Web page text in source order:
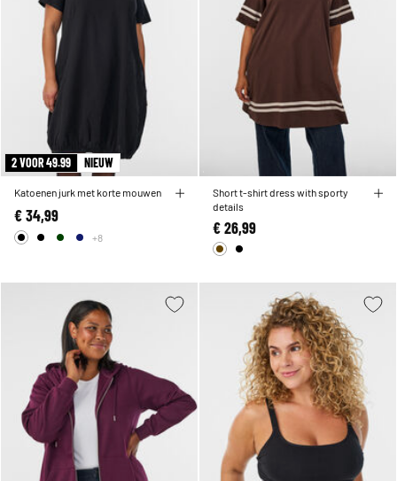
2 VOOR 49.99 NIEUW
Katoenen jurk met korte mouwen
€ 34,99
+8
Short t-shirt dress with sporty
details
€ 26,99